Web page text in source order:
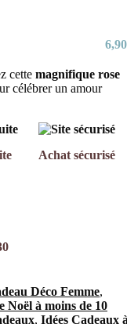
6,90
cette magnifique rose
célébrer un amour
Achat sécurisé
Déco Femme,
Noël à moins de 10
, Idées Cadeaux